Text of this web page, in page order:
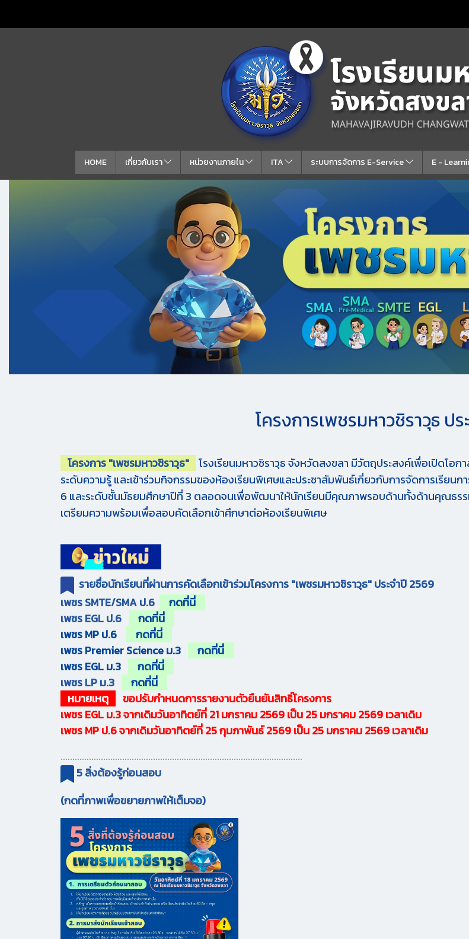
HOME เกี่ยวกับเรา หน่วยงานภายใน ITA ระบบการจัดการ E-Service E -
โครงการเพชรมหาวชิราวุธ ป
โครงการ "เพชรมหาวชิราวุธ" โรงเรียนมหาวชิราวุธ จังหวัดสงขลา มีวัตถุประสงค์เพื่อเปิดโอ
ระดับความรู้ และเข้าร่วมกิจกรรมของห้องเรียนพิเศษและประชาสัมพันธ์เกี่ยวกับการจัดการเรียน
6 และระดับชั้นมัธยมศึกษาปีที่ 3 ตลอดจนเพื่อพัฒนาให้นักเรียนมีคุณภาพรอบด้านทั้งด้านคุณธรรม
เตรียมความพร้อมเพื่อสอบคัดเลือกเข้าศึกษาต่อห้องเรียนพิเศษ
รายชื่อนักเรียนที่ผ่านการคัดเลือกเข้าร่วมโครงการ "เพชรมหาวชิราวุธ" ประจำปี 2569
เพชร SMTE/SMA ป.6
กดที่นี่
เพชร EGL ป.6
กดที่นี่
เพชร MP ป.6
กดที่นี่
เพชร Premier Science ม.3
กดที่นี่
เพชร EGL ม.3
กดที่นี่
เพชร LP ม.3
กดที่นี่
หมายเหตุ
ขอปรับกำหนดการรายงานตัวยืนยันสิทธิ์โครงการ
เพชร EGL ม.3 จากเดิมวันอาทิตย์ที่ 21 มกราคม 2569 เป็น 25 มกราคม 2569 เวลาเดิม
เพชร MP ป.6 จากเดิมวันอาทิตย์ที่ 25 กุมภาพันธ์ 2569 เป็น 25 มกราคม 2569 เวลาเดิม
......................................................................................................
5 สิ่งต้องรู้ก่อนสอบ
(กดที่ภาพเพื่อขยายภาพให้เต็มจอ)